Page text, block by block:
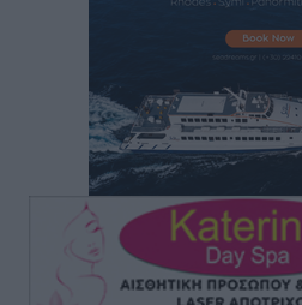
Μόνιμες θέσεις στους
για τους δήμους
Τοπικές Ειδήσεις• πριν 5 ώρες
Δεύτερη πηγή εισοδήματος
ψαράδες ο αλιευτικός
Ειδήσεις πριν 6 ώρες